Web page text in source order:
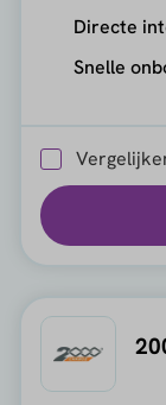
Directe
Snelle